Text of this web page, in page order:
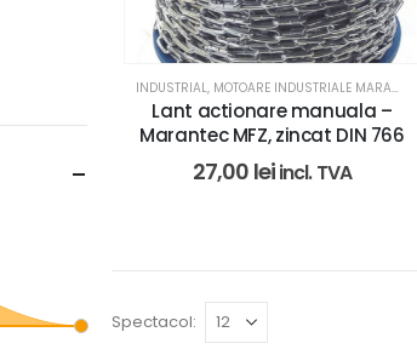
INDUSTRIAL, MOTOARE INDUSTRIALE MARANTEC - MFZ
Lant actionare manuala –
Marantec MFZ, zincat DIN 766
27,00 leiincl. TVA
Spectacol: